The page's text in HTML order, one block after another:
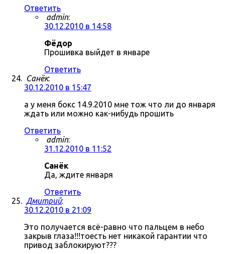
Ответить
admin:
30.12.2010 в 14:58
Фёдор
Прошивка выйдет в январе
Ответить
Санёк:
30.12.2010 в 15:47
а у меня бокс 14.9.2010 мне тож что ли до января
ждать или можно как-нибудь прошить
Ответить
admin:
31.12.2010 в 11:52
Санёк
Да, ждите января
Ответить
Дмитрий:
30.12.2010 в 21:09
Это получается всё-равно что пальцем в небо
закрыв глаза!!!тоесть нет никакой гарантии что
привод заблокируют???